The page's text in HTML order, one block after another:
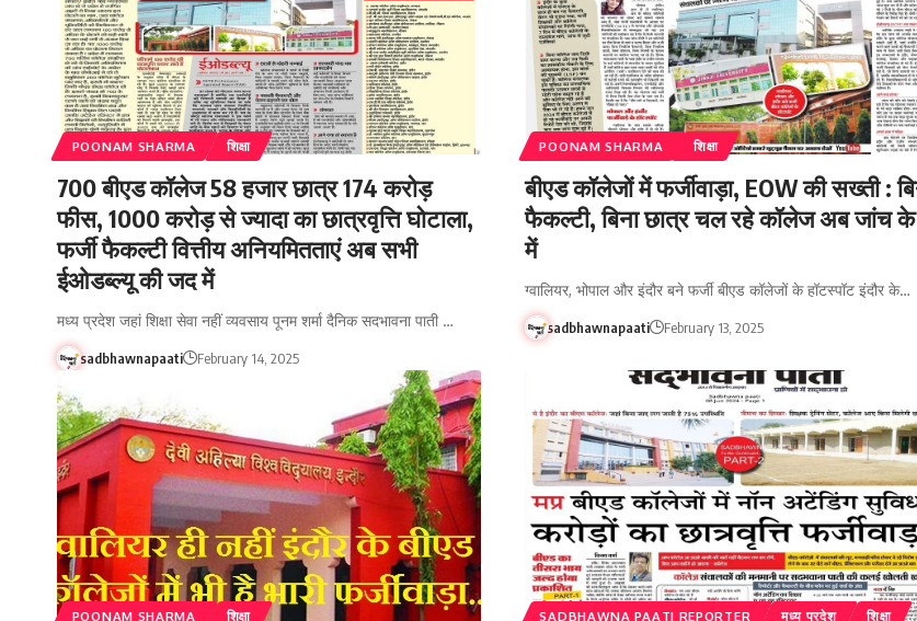
POONAM SHARMA शिक्षा
700 बीएड कॉलेज 58 हजार छात्र 174 करोड़
फीस, 1000 करोड़ से ज्यादा का छात्रवृत्ति घोटाला,
फर्जी फैकल्टी वित्तीय अनियमितताएं अब सभी
ईओडब्ल्यू की जद में
मध्य प्रदेश जहां शिक्षा सेवा नहीं व्यवसाय पूनम शर्मा दैनिक सदभावना पाती …
sadbhawnapaati February 14, 2025
POONAM SHARMA शिक्षा
बीएड कॉलेजों में फर्जीवाड़ा, EOW की सख्ती :
फैकल्टी, बिना छात्र चल रहे कॉलेज अब जांच
में
ग्वालियर, भोपाल और इंदौर बने फर्जी बीएड कॉलेजों के हॉटस्पॉट इंदौर के…
sadbhawnapaati February 13, 2025
POONAM SHARMA शिक्षा SADBHAWNA PAATI REPORTER मध्य प्रदेश शिक्षा